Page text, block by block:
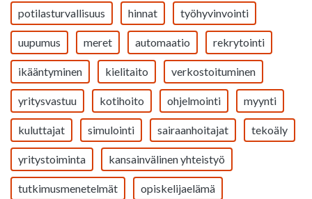
potilasturvallisuus hinnat työhyvinvointi
uupumus meret automaatio rekrytointi
ikääntyminen kielitaito verkostoituminen
yritysvastuu kotihoito ohjelmointi myynti
kuluttajat simulointi sairaanhoitajat tekoäly
yritystoiminta kansainvälinen yhteistyö
tutkimusmenetelmät opiskelijaelämä